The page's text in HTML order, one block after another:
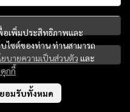
อเพิ่มประสิทธิภาพและ
ไซต์ของท่าน ท่านสามารถ
ยบายความเป็นส่วนตัว และ
กกี้
ยอมรับทั้งหมด